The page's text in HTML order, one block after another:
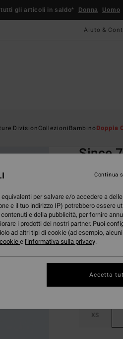
gli articoli in saldo* Donna Uomo
Aiuto &
DivisionCollezioniBambinoDoppia
Since
Felpa con
79,95 €
ColoriRaven
XS
per salvare e/o accedere a
e il tuo indirizzo IP) potrebbero essere
e della pubblicità, per fornire
i prodotti dei nostri partner. Puoi
ad altri tipi di cookie (ad esempio,
e l'informativa sulla privacy.
Continua
Accetta